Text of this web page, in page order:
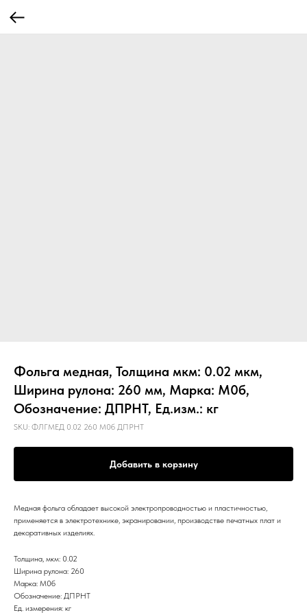
Фольга медная, Толщина мкм: 0.02 мкм,
Ширина рулона: 260 мм, Марка: М0б,
Обозначение: ДПРНТ, Ед.изм.: кг
SKU: ФЛГМЕД 0.02 260 М0б ДПРНТ
Добавить в корзину
Медная фольга обладает высокой электропроводностью и пластичностью,
применяется в электротехнике, экранировании, производстве печатных плат и
декоративных изделиях.
Толщина, мкм: 0.02
Ширина рулона: 260
Марка: М0б
Обозначение: ДПРНТ
Ед. измерения: кг